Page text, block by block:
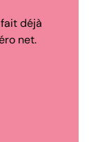
déjà
net.